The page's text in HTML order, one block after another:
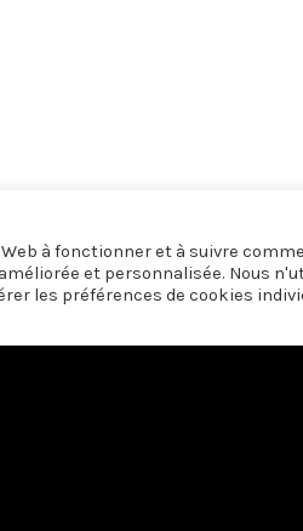
à fonctionner et à suivre
et personnalisée. Nous
les préférences de cookies